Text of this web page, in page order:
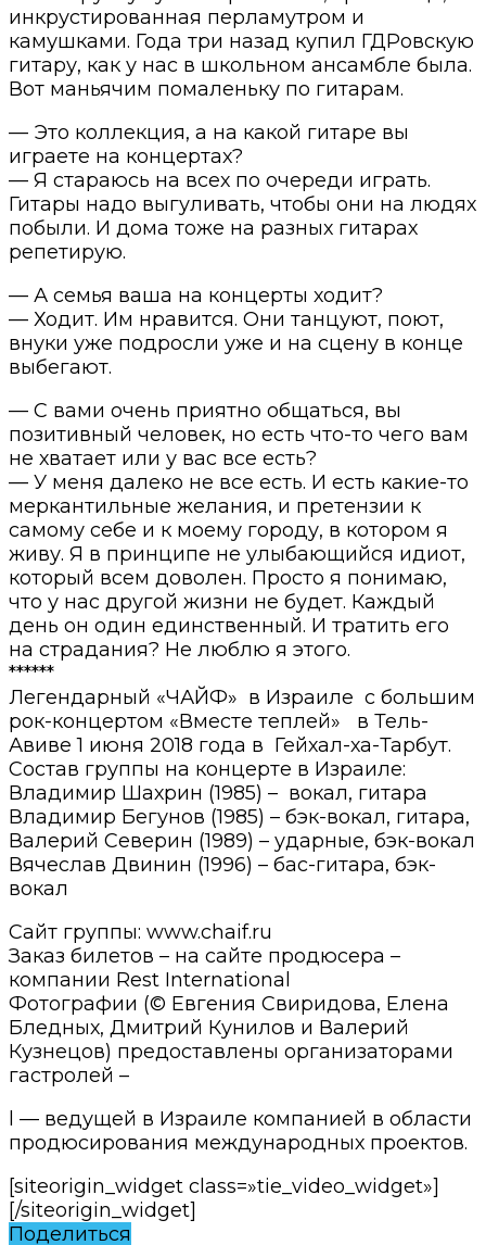
инкрустированная перламутром и
камушками. Года три назад купил ГДРовскую
гитару, как у нас в школьном ансамбле была.
Вот маньячим помаленьку по гитарам.
— Это коллекция, а на какой гитаре вы
играете на концертах?
— Я стараюсь на всех по очереди играть.
Гитары надо выгуливать, чтобы они на людях
побыли. И дома тоже на разных гитарах
репетирую.
— А семья ваша на концерты ходит?
— Ходит. Им нравится. Они танцуют, поют,
внуки уже подросли уже и на сцену в конце
выбегают.
— С вами очень приятно общаться, вы
позитивный человек, но есть что-то чего вам
не хватает или у вас все есть?
— У меня далеко не все есть. И есть какие-то
меркантильные желания, и претензии к
самому себе и к моему городу, в котором я
живу. Я в принципе не улыбающийся идиот,
который всем доволен. Просто я понимаю,
что у нас другой жизни не будет. Каждый
день он один единственный. И тратить его
на страдания? Не люблю я этого.
******
Легендарный «ЧАЙФ» в Израиле с большим
рок-концертом «Вместе теплей» в Тель-
Авиве 1 июня 2018 года в Гейхал-ха-Тарбут.
Состав группы на концерте в Израиле:
Владимир Шахрин (1985) – вокал, гитара
Владимир Бегунов (1985) – бэк-вокал, гитара,
Валерий Северин (1989) – ударные, бэк-вокал
Вячеслав Двинин (1996) – бас-гитара, бэк-
вокал
Сайт группы: www.chaif.ru
Заказ билетов – на сайте продюсера –
компании Rest International
Фотографии (© Евгения Свиридова, Елена
Бледных, Дмитрий Кунилов и Валерий
Кузнецов) предоставлены организаторами
гастролей –
l — ведущей в Израиле компанией в области
продюсирования международных проектов.
[siteorigin_widget class=»tie_video_widget»]
[/siteorigin_widget]
Поделиться